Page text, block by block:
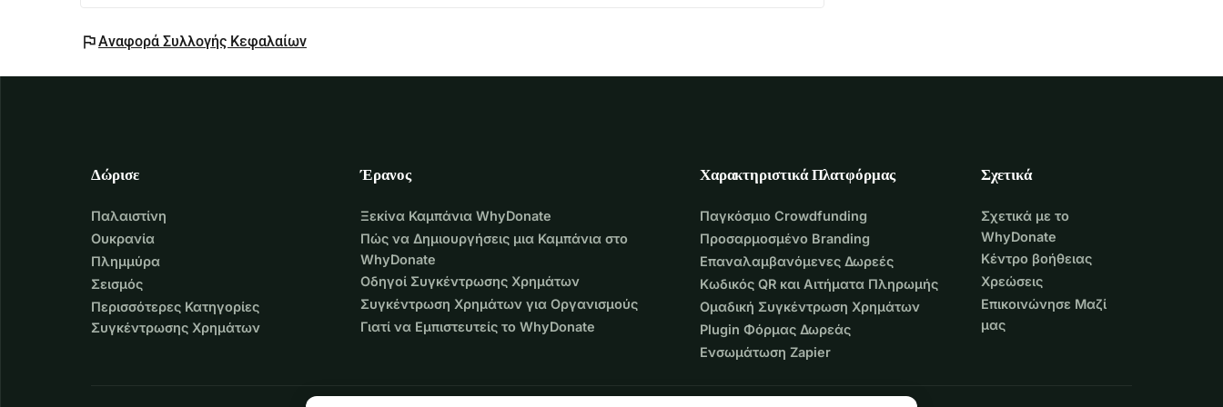
flagΑναφορά Συλλογής Κεφαλαίων
Δώρισε
Παλαιστίνη
Ουκρανία
Πλημμύρα
Σεισμός
Περισσότερες Κατηγορίες
Συγκέντρωσης Χρημάτων
Έρανος
Ξεκίνα Καμπάνια WhyDonate
Πώς να Δημιουργήσεις μια Καμπάνια στο
WhyDonate
Οδηγοί Συγκέντρωσης Χρημάτων
Συγκέντρωση Χρημάτων για Οργανισμούς
Γιατί να Εμπιστευτείς το WhyDonate
Χαρακτηριστικά Πλατφόρμας
Παγκόσμιο Crowdfunding
Προσαρμοσμένο Branding
Επαναλαμβανόμενες Δωρεές
Κωδικός QR και Αιτήματα Πληρωμής
Ομαδική Συγκέντρωση Χρημάτων
Plugin Φόρμας Δωρεάς
Ενσωμάτωση Zapier
Σχετικά
Σχετικά με το
WhyDonate
Κέντρο βοήθειας
Χρεώσεις
Επικοινώνησε Μαζί
μας